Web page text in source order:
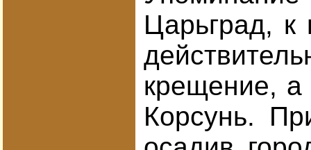
Царьград, к
крещение, а
Корсунь.